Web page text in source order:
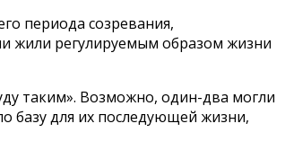
периода созревания,
жили регулируемым образом жизни
таким». Возможно, один-два могли
базу для их последующей жизни,